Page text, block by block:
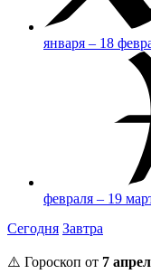
января – 18
февраля – 19
Сегодня Завтра
⚠️ Гороскоп от 7